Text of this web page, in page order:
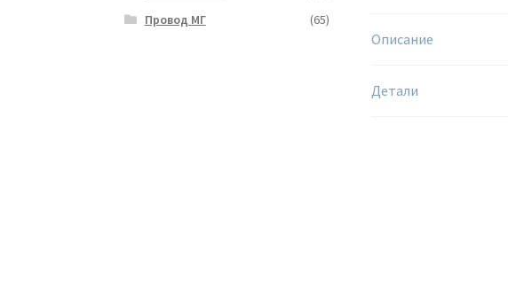
Описание
Детали
Провод МГ
(65)